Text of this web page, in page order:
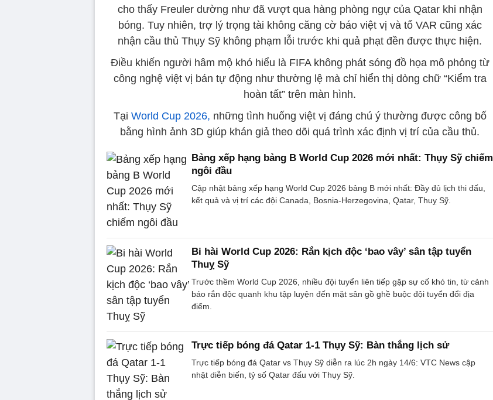
cho thấy Freuler dường như đã vượt qua hàng phòng ngự của Qatar khi nhận
bóng. Tuy nhiên, trợ lý trọng tài không căng cờ báo việt vị và tổ VAR cũng xác
nhận cầu thủ Thụy Sỹ không phạm lỗi trước khi quả phạt đền được thực hiện.
Điều khiến người hâm mộ khó hiểu là FIFA không phát sóng đồ họa mô phỏng từ
công nghệ việt vị bán tự động như thường lệ mà chỉ hiển thị dòng chữ “Kiểm tra
hoàn tất” trên màn hình.
Tại World Cup 2026, những tình huống việt vị đáng chú ý thường được công bố
bằng hình ảnh 3D giúp khán giả theo dõi quá trình xác định vị trí của cầu thủ.
Bảng xếp hạng bảng B World Cup 2026 mới nhất: Thụy Sỹ chiếm
ngôi đầu
Cập nhật bảng xếp hạng World Cup 2026 bảng B mới nhất: Đầy đủ lịch thi đấu,
kết quả và vị trí các đội Canada, Bosnia-Herzegovina, Qatar, Thuỵ Sỹ.
Bi hài World Cup 2026: Rắn kịch độc ‘bao vây’ sân tập tuyển
Thuỵ Sỹ
Trước thềm World Cup 2026, nhiều đội tuyển liên tiếp gặp sự cố khó tin, từ cảnh
báo rắn độc quanh khu tập luyện đến mặt sân gồ ghề buộc đội tuyển đổi địa
điểm.
Trực tiếp bóng đá Qatar 1-1 Thụy Sỹ: Bàn thắng lịch sử
Trực tiếp bóng đá Qatar vs Thụy Sỹ diễn ra lúc 2h ngày 14/6: VTC News cập
nhật diễn biến, tỷ số Qatar đấu với Thụy Sỹ.